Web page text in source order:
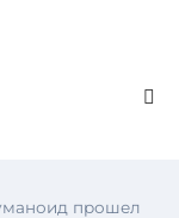
прошел